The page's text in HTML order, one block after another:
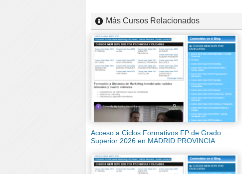
Más Cursos Relacionados
Acceso a Ciclos Formativos FP de Grado
Superior 2026 en MADRID PROVINCIA